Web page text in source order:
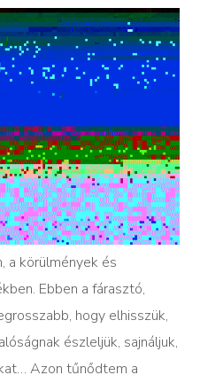
a körülmények és
Ebben a fárasztó,
hogy elhisszük,
észleljük, sajnáljuk,
Azon tűnődtem a